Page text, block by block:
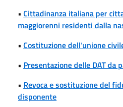
• Cittadinanza italiana per
maggiorenni residenti dalla
• Costituzione dell'unione
• Presentazione delle DAT da
• Revoca e sostituzione del
disponente